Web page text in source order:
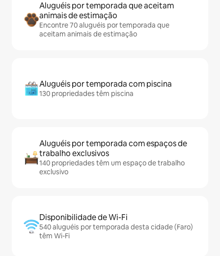
Aluguéis por temporada que aceitam
animais de estimação
Encontre 70 aluguéis por temporada que
aceitam animais de estimação
Aluguéis por temporada com piscina
130 propriedades têm piscina
Aluguéis por temporada com espaços de
trabalho exclusivos
140 propriedades têm um espaço de trabalho
exclusivo
Disponibilidade de Wi-Fi
540 aluguéis por temporada desta cidade (Faro)
têm Wi-Fi